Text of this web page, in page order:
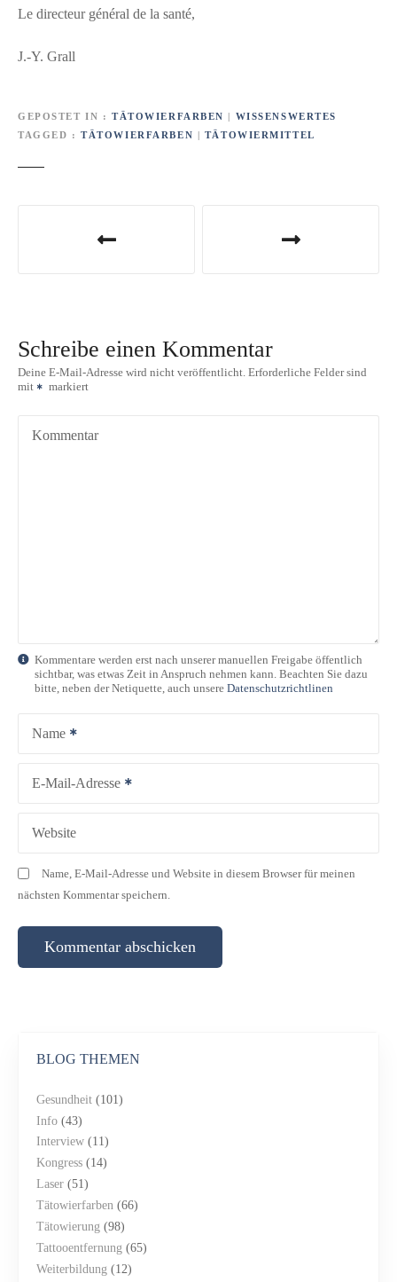
Le directeur général de la santé,
J.-Y. Grall
GEPOSTET IN TÄTOWIERFARBEN | WISSENSWERTES
TAGGED
TÄTOWIERFARBEN TÄTOWIERMITTEL
r
a
g
Schreibe einen Kommentar
Deine E-Mail-Adresse wird nicht veröffentlicht. Erforderliche Felder sind
mit
markiert
Kommentar
Kommentare werden erst nach unserer manuellen Freigabe öffentlich
sichtbar, was etwas Zeit in Anspruch nehmen kann. Beachten Sie dazu
bitte, neben der Netiquette, auch unsereDatenschutzrichtlinen
Name
E-Mail-Adresse
Website
Name, E-Mail-Adresse und Website in diesem Browser für meinen
nächsten Kommentar speichern.
BLOG THEMEN
Gesundheit (101)
Info (43)
Interview (11)
Kongress (14)
Laser (51)
Tätowierfarben (66)
Tätowierung (98)
Tattooentfernung (65)
Weiterbildung (12)